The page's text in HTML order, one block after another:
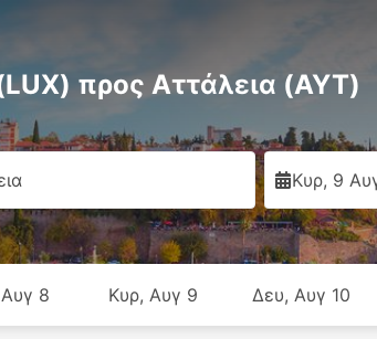
προς Αττάλεια (AYT)
Κυρ, 9
8 Κυρ, Αυγ 9 Δευ, Αυγ 10